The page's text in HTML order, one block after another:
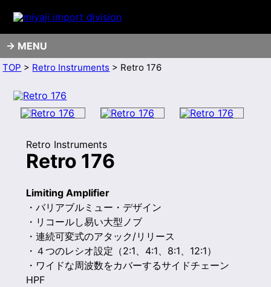
MENU
TOP > Retro Instruments > Retro 176
Retro Instruments
Retro 176
Limiting Amplifier
・バリアブルミュー・デザイン
・リコールし易い大型ノブ
・連続可変式のアタック/リリース
・４つのレシオ設定（2:1、4:1、8:1、12:1）
・ワイドな周波数をカバーするサイドチェーン
HPF